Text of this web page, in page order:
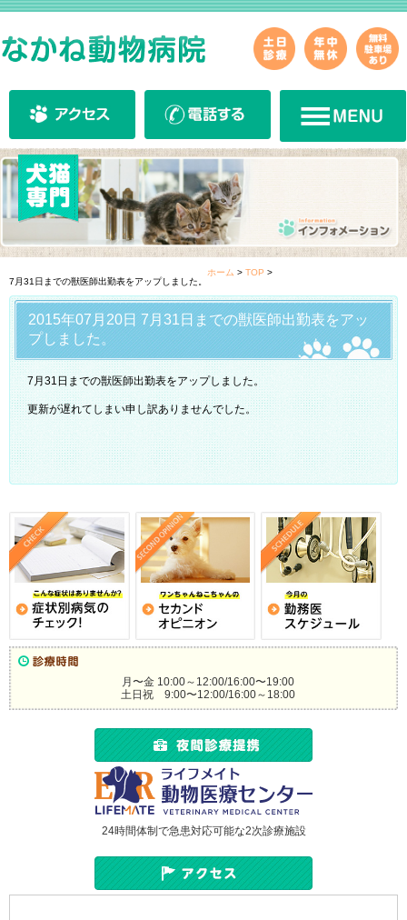
ホーム > TOP >
7月31日までの獣医師出勤表をアップしました。
2015年07月20日 7月31日までの獣医師出勤表をアッ
プしました。
7月31日までの獣医師出勤表をアップしました。
更新が遅れてしまい申し訳ありませんでした。
月〜金 10:00～12:00/16:00〜19:00
土日祝 9:00〜12:00/16:00～18:00
24時間体制で急患対応可能な2次診療施設